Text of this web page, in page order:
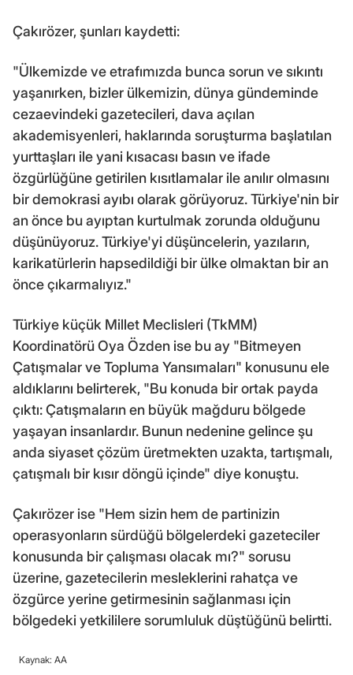
Çakırözer, şunları kaydetti:
"Ülkemizde ve etrafımızda bunca sorun ve sıkıntı
yaşanırken, bizler ülkemizin, dünya gündeminde
cezaevindeki gazetecileri, dava açılan
akademisyenleri, haklarında soruşturma başlatılan
yurttaşları ile yani kısacası basın ve ifade
özgürlüğüne getirilen kısıtlamalar ile anılır olmasını
bir demokrasi ayıbı olarak görüyoruz. Türkiye'nin bir
an önce bu ayıptan kurtulmak zorunda olduğunu
düşünüyoruz. Türkiye'yi düşüncelerin, yazıların,
karikatürlerin hapsedildiği bir ülke olmaktan bir an
önce çıkarmalıyız."
Türkiye küçük Millet Meclisleri (TkMM)
Koordinatörü Oya Özden ise bu ay "Bitmeyen
Çatışmalar ve Topluma Yansımaları" konusunu ele
aldıklarını belirterek, "Bu konuda bir ortak payda
çıktı: Çatışmaların en büyük mağduru bölgede
yaşayan insanlardır. Bunun nedenine gelince şu
anda siyaset çözüm üretmekten uzakta, tartışmalı,
çatışmalı bir kısır döngü içinde" diye konuştu.
Çakırözer ise "Hem sizin hem de partinizin
operasyonların sürdüğü bölgelerdeki gazeteciler
konusunda bir çalışması olacak mı?" sorusu
üzerine, gazetecilerin mesleklerini rahatça ve
özgürce yerine getirmesinin sağlanması için
bölgedeki yetkililere sorumluluk düştüğünü belirtti.
Kaynak: AA